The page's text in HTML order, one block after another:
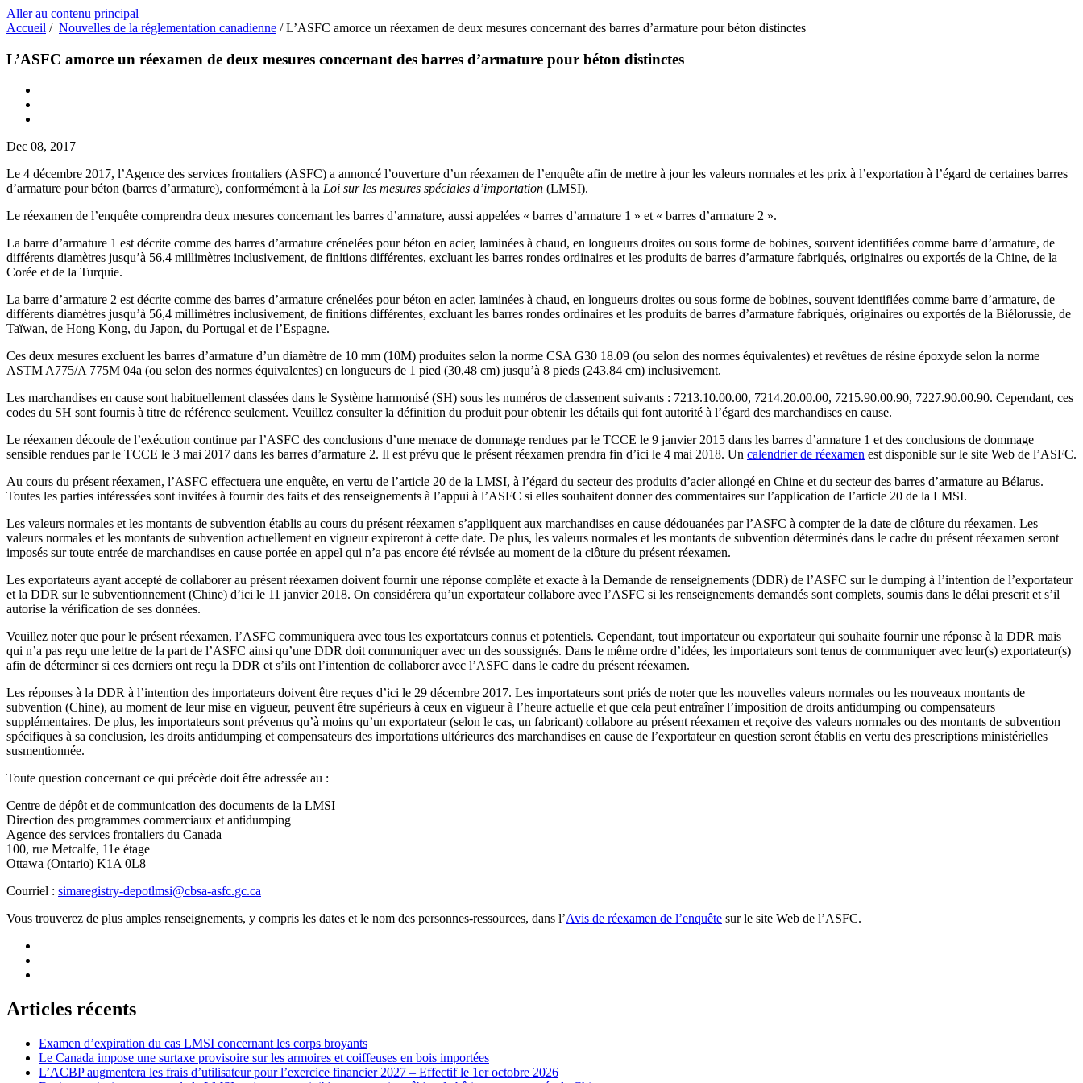
Aller au contenu principal
Accueil / Nouvelles de la réglementation canadienne /L’ASFC amorce un réexamen de deux mesures concernant des barres d’armature pour béton distinctes
L’ASFC amorce un réexamen de deux mesures concernant des barres d’armature pour béton distinctes
Dec 08, 2017
Le 4 décembre 2017, l’Agence des services frontaliers (ASFC) a annoncé l’ouverture d’un réexamen de l’enquête afin de mettre à jour les valeurs normales et les prix à l’exportation à l’égard de certaines barres
d’armature pour béton (barres d’armature), conformément à la Loi sur les mesures spéciales d’importation (LMSI).
Le réexamen de l’enquête comprendra deux mesures concernant les barres d’armature, aussi appelées « barres d’armature 1 » et « barres d’armature 2 ».
La barre d’armature 1 est décrite comme des barres d’armature crénelées pour béton en acier, laminées à chaud, en longueurs droites ou sous forme de bobines, souvent identifiées comme barre d’armature, de
différents diamètres jusqu’à 56,4 millimètres inclusivement, de finitions différentes, excluant les barres rondes ordinaires et les produits de barres d’armature fabriqués, originaires ou exportés de la Chine, de la
Corée et de la Turquie.
La barre d’armature 2 est décrite comme des barres d’armature crénelées pour béton en acier, laminées à chaud, en longueurs droites ou sous forme de bobines, souvent identifiées comme barre d’armature, de
différents diamètres jusqu’à 56,4 millimètres inclusivement, de finitions différentes, excluant les barres rondes ordinaires et les produits de barres d’armature fabriqués, originaires ou exportés de la Biélorussie, de
Taïwan, de Hong Kong, du Japon, du Portugal et de l’Espagne.
Ces deux mesures excluent les barres d’armature d’un diamètre de 10 mm (10M) produites selon la norme CSA G30 18.09 (ou selon des normes équivalentes) et revêtues de résine époxyde selon la norme
ASTM A775/A 775M 04a (ou selon des normes équivalentes) en longueurs de 1 pied (30,48 cm) jusqu’à 8 pieds (243.84 cm) inclusivement.
Les marchandises en cause sont habituellement classées dans le Système harmonisé (SH) sous les numéros de classement suivants : 7213.10.00.00, 7214.20.00.00, 7215.90.00.90, 7227.90.00.90. Cependant, ces
codes du SH sont fournis à titre de référence seulement. Veuillez consulter la définition du produit pour obtenir les détails qui font autorité à l’égard des marchandises en cause.
Le réexamen découle de l’exécution continue par l’ASFC des conclusions d’une menace de dommage rendues par le TCCE le 9 janvier 2015 dans les barres d’armature 1 et des conclusions de dommage
sensible rendues par le TCCE le 3 mai 2017 dans les barres d’armature 2. Il est prévu que le présent réexamen prendra fin d’ici le 4 mai 2018. Un calendrier de réexamen est disponible sur le site Web de l’ASFC.
Au cours du présent réexamen, l’ASFC effectuera une enquête, en vertu de l’article 20 de la LMSI, à l’égard du secteur des produits d’acier allongé en Chine et du secteur des barres d’armature au Bélarus.
Toutes les parties intéressées sont invitées à fournir des faits et des renseignements à l’appui à l’ASFC si elles souhaitent donner des commentaires sur l’application de l’article 20 de la LMSI.
Les valeurs normales et les montants de subvention établis au cours du présent réexamen s’appliquent aux marchandises en cause dédouanées par l’ASFC à compter de la date de clôture du réexamen. Les
valeurs normales et les montants de subvention actuellement en vigueur expireront à cette date. De plus, les valeurs normales et les montants de subvention déterminés dans le cadre du présent réexamen seront
imposés sur toute entrée de marchandises en cause portée en appel qui n’a pas encore été révisée au moment de la clôture du présent réexamen.
Les exportateurs ayant accepté de collaborer au présent réexamen doivent fournir une réponse complète et exacte à la Demande de renseignements (DDR) de l’ASFC sur le dumping à l’intention de l’exportateur
et la DDR sur le subventionnement (Chine) d’ici le 11 janvier 2018. On considérera qu’un exportateur collabore avec l’ASFC si les renseignements demandés sont complets, soumis dans le délai prescrit et s’il
autorise la vérification de ses données.
Veuillez noter que pour le présent réexamen, l’ASFC communiquera avec tous les exportateurs connus et potentiels. Cependant, tout importateur ou exportateur qui souhaite fournir une réponse à la DDR mais
qui n’a pas reçu une lettre de la part de l’ASFC ainsi qu’une DDR doit communiquer avec un des soussignés. Dans le même ordre d’idées, les importateurs sont tenus de communiquer avec leur(s) exportateur(s)
afin de déterminer si ces derniers ont reçu la DDR et s’ils ont l’intention de collaborer avec l’ASFC dans le cadre du présent réexamen.
Les réponses à la DDR à l’intention des importateurs doivent être reçues d’ici le 29 décembre 2017. Les importateurs sont priés de noter que les nouvelles valeurs normales ou les nouveaux montants de
subvention (Chine), au moment de leur mise en vigueur, peuvent être supérieurs à ceux en vigueur à l’heure actuelle et que cela peut entraîner l’imposition de droits antidumping ou compensateurs
supplémentaires. De plus, les importateurs sont prévenus qu’à moins qu’un exportateur (selon le cas, un fabricant) collabore au présent réexamen et reçoive des valeurs normales ou des montants de subvention
spécifiques à sa conclusion, les droits antidumping et compensateurs des importations ultérieures des marchandises en cause de l’exportateur en question seront établis en vertu des prescriptions ministérielles
susmentionnée.
Toute question concernant ce qui précède doit être adressée au :
Centre de dépôt et de communication des documents de la LMSI
Direction des programmes commerciaux et antidumping
Agence des services frontaliers du Canada
100, rue Metcalfe, 11e étage
Ottawa (Ontario) K1A 0L8
Courriel : simaregistry-depotlmsi@cbsa-asfc.gc.ca
Vous trouverez de plus amples renseignements, y compris les dates et le nom des personnes-ressources, dans l’Avis de réexamen de l’enquête sur le site Web de l’ASFC.
Articles récents
Examen d’expiration du cas LMSI concernant les corps broyants
Le Canada impose une surtaxe provisoire sur les armoires et coiffeuses en bois importées
L’ACBP augmentera les frais d’utilisateur pour l’exercice financier 2027 – Effectif le 1er octobre 2026